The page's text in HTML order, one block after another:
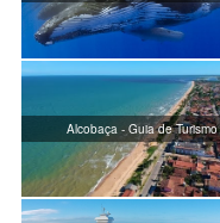
Alcobaça - Guia de Turismo